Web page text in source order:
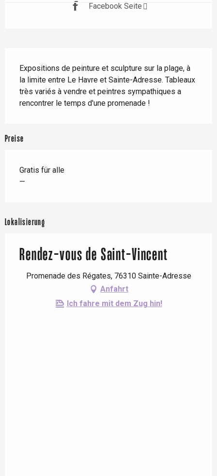
Facebook Seite
Expositions de peinture et sculpture sur la plage, à
la limite entre Le Havre et Sainte-Adresse. Tableaux
très variés à vendre et peintres sympathiques a
rencontrer le temps d'une promenade !
Preise
Gratis für alle
—
Lokalisierung
Rendez-vous de Saint-Vincent
Promenade des Régates, 76310 Sainte-Adresse
Anfahrt
Ich fahre mit dem Zug hin!